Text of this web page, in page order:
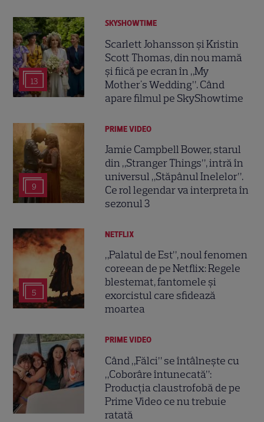
13
SKYSHOWTIME
Scarlett Johansson și Kristin
Scott Thomas, din nou mamă
și fiică pe ecran în „My
Mother's Wedding”. Când
apare filmul pe SkyShowtime
9
PRIME VIDEO
Jamie Campbell Bower, starul
din „Stranger Things”, intră în
universul „Stăpânul Inelelor”.
Ce rol legendar va interpreta în
sezonul 3
5
NETFLIX
„Palatul de Est”, noul fenomen
coreean de pe Netflix: Regele
blestemat, fantomele și
exorcistul care sfidează
moartea
PRIME VIDEO
Când „Fălci” se întâlnește cu
„Coborâre întunecată”:
Producția claustrofobă de pe
Prime Video ce nu trebuie
ratată